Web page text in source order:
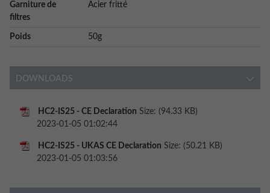
Garniture de
filtres
Acier fritté
Poids 50g
DOWNLOADS
HC2-IS25 - CE Declaration Size: (94.33 KB)
2023-01-05 01:02:44
HC2-IS25 - UKAS CE Declaration Size: (50.21 KB)
2023-01-05 01:03:56